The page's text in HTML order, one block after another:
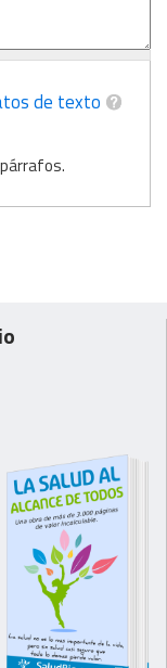
de texto